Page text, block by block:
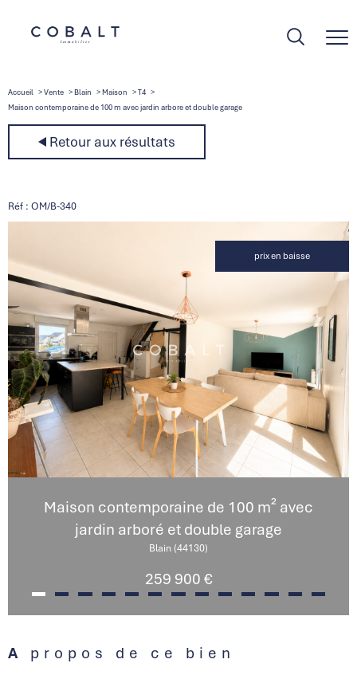
Accueil Vente Blain Maison
T4
Maison contemporaine de 100 m avec jardin arbore et double garage
Retour aux résultats
Réf : OM/B-340
prix en baisse
Maison contemporaine de 100 m² avec
jardin arboré et double garage
Blain (44130)
259 900 €
A propos de ce bien